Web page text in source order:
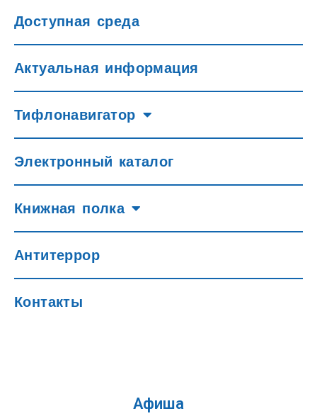
Доступная среда
Актуальная информация
Тифлонавигатор
Электронный каталог
Книжная полка
Антитеррор
Контакты
Афиша